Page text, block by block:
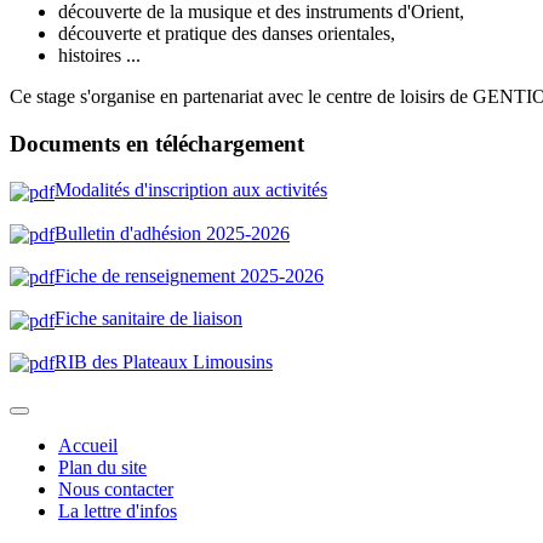
découverte de la musique et des instruments d'Orient,
découverte et pratique des danses orientales,
histoires ...
Ce stage s'organise en partenariat avec le centre de loisirs de
Documents en téléchargement
Modalités d'inscription aux activités
Bulletin d'adhésion 2025-2026
Fiche de renseignement 2025-2026
Fiche sanitaire de liaison
RIB des Plateaux Limousins
Accueil
Plan du site
Nous contacter
La lettre d'infos